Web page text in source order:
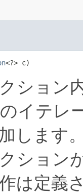
<?> c)
ション
イテレ
します
ション
は定義